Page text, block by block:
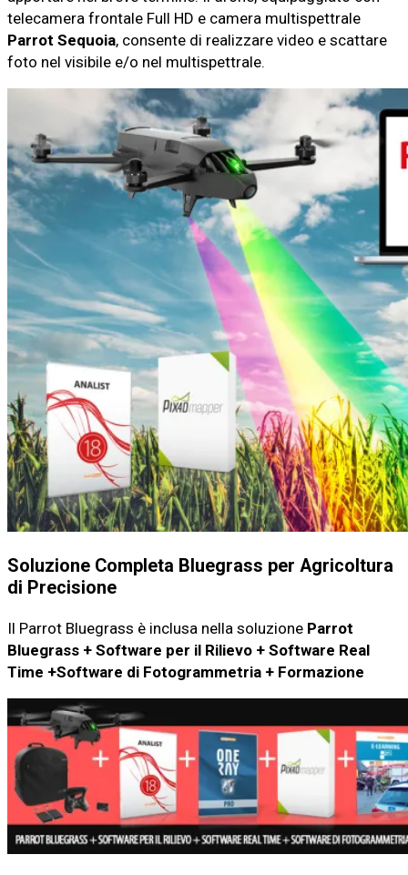
telecamera frontale Full HD e camera multispettrale
Parrot Sequoia, consente di realizzare video e scattare
foto nel visibile e/o nel multispettrale.
Soluzione Completa Bluegrass per Agricoltura
di Precisione
Il Parrot Bluegrass è inclusa nella soluzione Parrot
Bluegrass + Software per il Rilievo + Software Real
Time +Software di Fotogrammetria + Formazione